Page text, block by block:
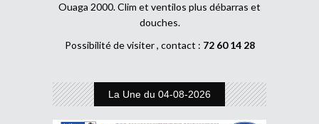
Ouaga 2000. Clim et ventilos plus débarras et
douches.
Possibilité de visiter , contact : 72 60 14 28
La Une du 04-08-2026